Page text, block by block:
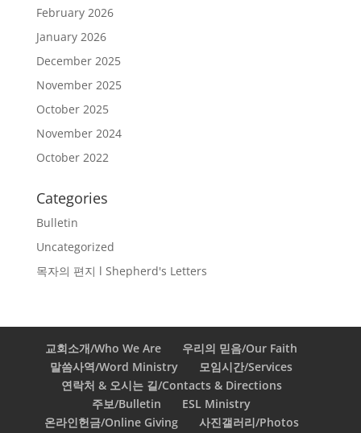
February 2026
January 2026
December 2025
November 2025
October 2025
November 2024
October 2022
Categories
Bulletin
Uncategorized
목자의 편지 l Shepherd's Letters
교회소개/Who We Are
우리의 믿음/Our Faith
말씀사역/Word Ministry
모임시간/Services
연락처 & 오시는 길/Contacts & Directions
주보/Bulletin
ESL Ministry
온라인헌금/Online Giving
사진갤러리/Photos